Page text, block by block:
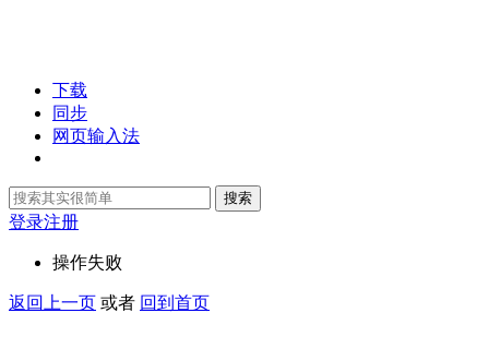
下载
同步
网页输入法
搜索
登录注册
操作失败
返回上一页 或者 回到首页